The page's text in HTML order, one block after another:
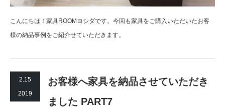
こんにちは！家具ROOMヨシダです。今回も家具をご購入いただいたお客
様の納品事例をご紹介せていただきます。
2.15
2019
お客様へ家具を納品させていただき
ました PART7